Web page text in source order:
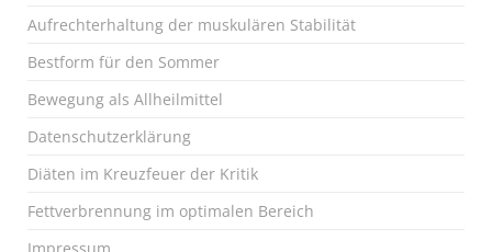
Aufrechterhaltung der muskulären Stabilität
Bestform für den Sommer
Bewegung als Allheilmittel
Datenschutzerklärung
Diäten im Kreuzfeuer der Kritik
Fettverbrennung im optimalen Bereich